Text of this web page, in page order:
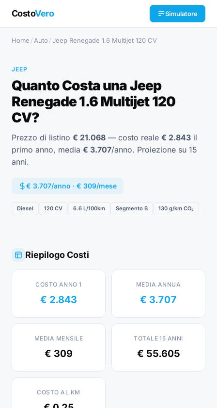
CostoVero Simulatore
Home / Auto /Jeep Renegade 1.6 Multijet 120 CV
JEEP
Quanto Costa una Jeep
Renegade 1.6 Multijet 120
CV?
Prezzo di listino € 21.068 — costo reale € 2.843 il
primo anno, media € 3.707/anno. Proiezione su 15
anni.
€ 3.707/anno · € 309/mese
Diesel 120 CV 6.6 L/100km Segmento B 130 g/km CO₂
Riepilogo Costi
COSTO ANNO 1
€ 2.843
MEDIA ANNUA
€ 3.707
MEDIA MENSILE
€ 309
TOTALE 15 ANNI
€ 55.605
COSTO AL KM